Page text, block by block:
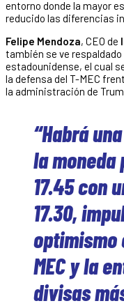
entorno donde la mayor
reducido las diferencias
Felipe Mendoza, CEO de
también se ve
estadounidense, el cual
la defensa del T-MEC
la administración de
“Habrá
la moneda
17.45 con
17.30,
optimismo
MEC y la
divisas